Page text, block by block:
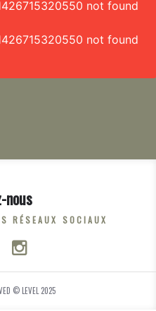
not found
not found
nous
RÉSEAUX SOCIAUX
© LEVEL 2025